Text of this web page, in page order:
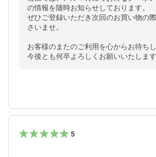
の情報を随時お知らせしております。
ぜひご登録いただき次回のお買い物の
さいませ。
お客様のまたのご利用を心からお待ちし
今後とも何卒よろしくお願いいたします
5